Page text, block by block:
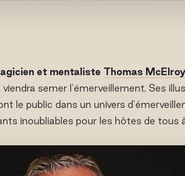
et mentaliste Thomas McElroy
semer l'émerveillement. Ses
le public dans un univers
inoubliables pour les hôtes de tous